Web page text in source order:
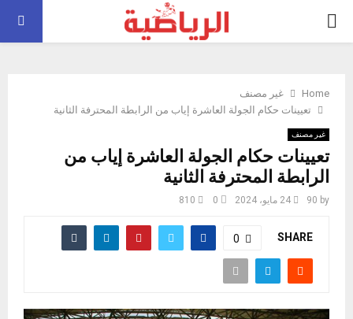
PRIMARY
Home
غير مصنف
تعيينات حكام الجولة العاشرة إياب من الرابطة المحترفة الثانية
غير مصنف
تعيينات حكام الجولة العاشرة إياب من
الرابطة المحترفة الثانية
by
90 24 مايو، 2024 0
810
SHARE
0